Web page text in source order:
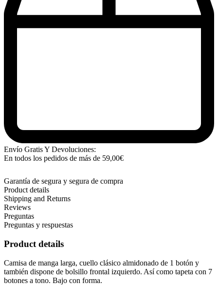
Envío Gratis Y Devoluciones:
En todos los pedidos de más de 59,00€
Garantía de segura y segura de compra
Product details
Shipping and Returns
Reviews
Preguntas
Preguntas y respuestas
Product details
Camisa de manga larga, cuello clásico almidonado de 1 botón y
también dispone de bolsillo frontal izquierdo. Así como tapeta con 7
botones a tono. Bajo con forma.